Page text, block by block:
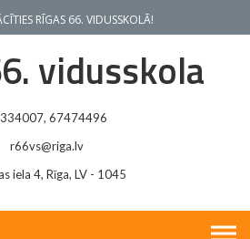
RĪGAS 66. VIDUSSKOLĀ!
vidusskola
67474496
r66vs@riga.lv
iela 4, Rīga, LV - 1045